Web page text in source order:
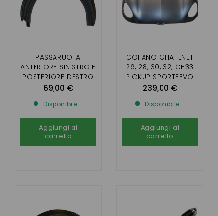
PASSARUOTA
ANTERIORE SINISTRO E
POSTERIORE DESTRO
CHATENET 26 ,28, 30
PICKUP
69,00 €
Disponibile
Aggiungi al
carrello
COFANO CHATENET
26, 28, 30, 32, CH33
PICKUP SPORTEEVO
(FASE 2)
239,00 €
Disponibile
Aggiungi al
carrello